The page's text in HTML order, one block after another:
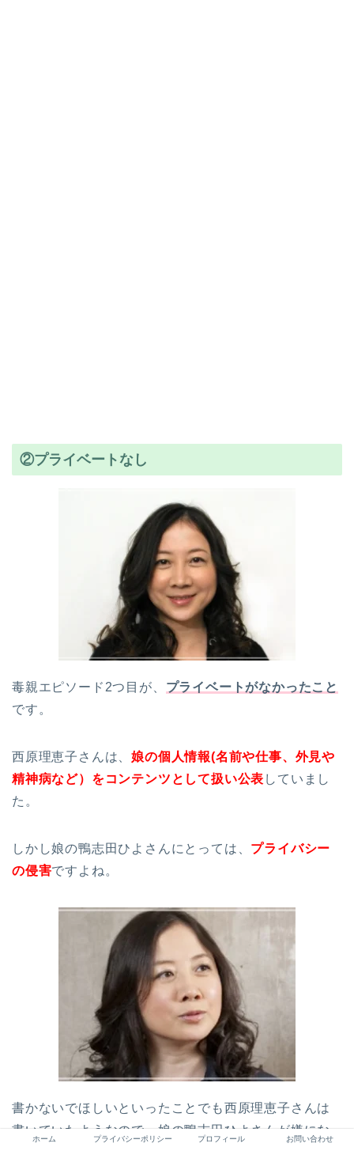
②プライベートなし
毒親エピソード2つ目が、 プライベートがなかったこと
です。
西原理恵子さんは、娘の個人情報(名前や仕事、外見や
精神病など）をコンテンツとして扱い公表 していまし
た。
しかし娘の鴨志田ひよさんにとっては、 プライバシー
の侵害ですよね。
書かないでほしいといったことでも西原理恵子さんは
書いていたようなので、娘の鴨志田ひよさんが嫌にな
ホーム プライバシーポリシー プロフィール お問い合わせ